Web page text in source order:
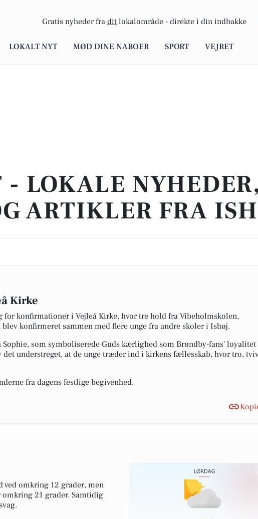
Gratis nyheder fra dit lokalområde - direkte i din indbakke
LOKALT NYT MØD DINE NABOER SPORT VEJRET
- LOKALE NYHEDER,
ARTIKLER FRA
Kirke
konfirmationer i Vejleå Kirke, hvor tre hold fra Vibeholmskolen,
konfirmeret sammen med flere unge fra andre skoler i Ishøj.
som symboliserede Guds kærlighed som Brøndby-fans' loyalitet
understreget, at de unge træder ind i kirkens fællesskab, hvor tro,
fra dagens festlige begivenhed.
omkring 12 grader, men
21 grader. Samtidig